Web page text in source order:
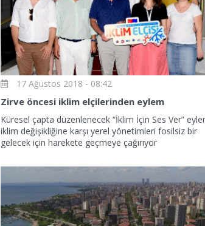
17 Ağustos 2018 - 08:42
Zirve öncesi iklim elçilerinden eylem
Küresel çapta düzenlenecek “İklim İçin Ses Ver”
iklim değişikliğine karşı yerel yönetimleri fosilsiz bir
gelecek için harekete geçmeye çağırıyor